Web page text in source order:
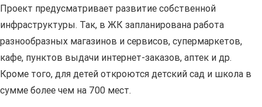
Проект предусматривает развитие собственной
инфраструктуры. Так, в ЖК запланирована работа
разнообразных магазинов и сервисов, супермаркетов,
кафе, пунктов выдачи интернет-заказов, аптек и др.
Кроме того, для детей откроются детский сад и школа в
сумме более чем на 700 мест.